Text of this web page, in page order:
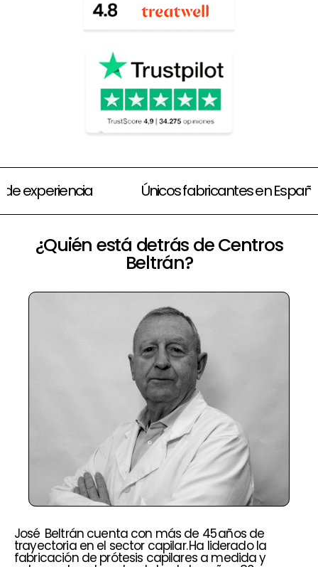
Amplias opciones de financiación 70 años
¿Quién está detrás de Centros
Beltrán?
José Beltrán cuenta con más de 45 años de
trayectoria en el sector capilar. Ha liderado la
fabricación de prótesis capilares a medida y